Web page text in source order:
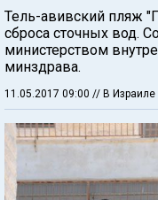
Тель-авивский пляж
сброса сточных вод.
министерством
минздрава.
11.05.2017 09:00 // В Израиле